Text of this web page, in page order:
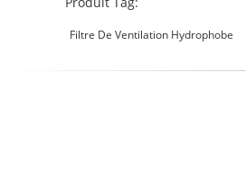
Filtre De Ventilation Hydrophobe